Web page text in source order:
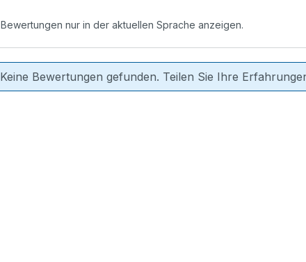
Bewertungen nur in der aktuellen Sprache anzeigen.
Keine Bewertungen gefunden. Teilen Sie Ihre